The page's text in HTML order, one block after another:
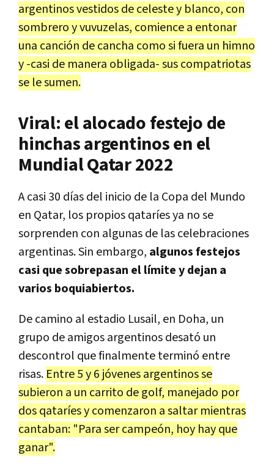
argentinos vestidos de celeste y blanco, con
sombrero y vuvuzelas, comience a entonar
una canción de cancha como si fuera un himno
y -casi de manera obligada- sus compatriotas
se le sumen.
Viral: el alocado festejo de
hinchas argentinos en el
Mundial Qatar 2022
A casi 30 días del inicio de la Copa del Mundo
en Qatar, los propios qataríes ya no se
sorprenden con algunas de las celebraciones
argentinas. Sin embargo, algunos festejos
casi que sobrepasan el límite y dejan a
varios boquiabiertos.
De camino al estadio Lusail, en Doha, un
grupo de amigos argentinos desató un
descontrol que finalmente terminó entre
risas. Entre 5 y 6 jóvenes argentinos se
subieron a un carrito de golf, manejado por
dos qataríes y comenzaron a saltar mientras
cantaban: "Para ser campeón, hoy hay que
ganar".